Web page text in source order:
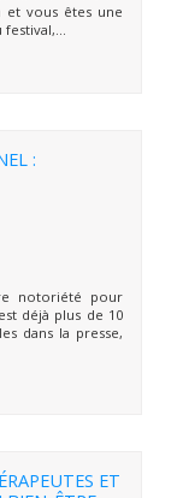
et vous êtes une
:
notoriété pour
déjà plus de 10
dans la presse,
ET